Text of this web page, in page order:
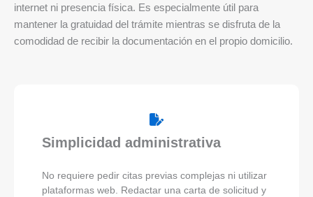
internet ni presencia física. Es especialmente útil para
mantener la gratuidad del trámite mientras se disfruta de la
comodidad de recibir la documentación en el propio domicilio.
Simplicidad administrativa
No requiere pedir citas previas complejas ni utilizar
plataformas web. Redactar una carta de solicitud y